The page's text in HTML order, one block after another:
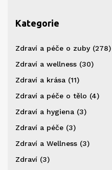
Kategorie
Zdraví a péče o zuby (278)
Zdraví a wellness (30)
Zdraví a krása (11)
Zdraví a péče o tělo (4)
Zdraví a hygiena (3)
Zdraví a péče (3)
Zdraví a Wellness (3)
Zdraví (3)